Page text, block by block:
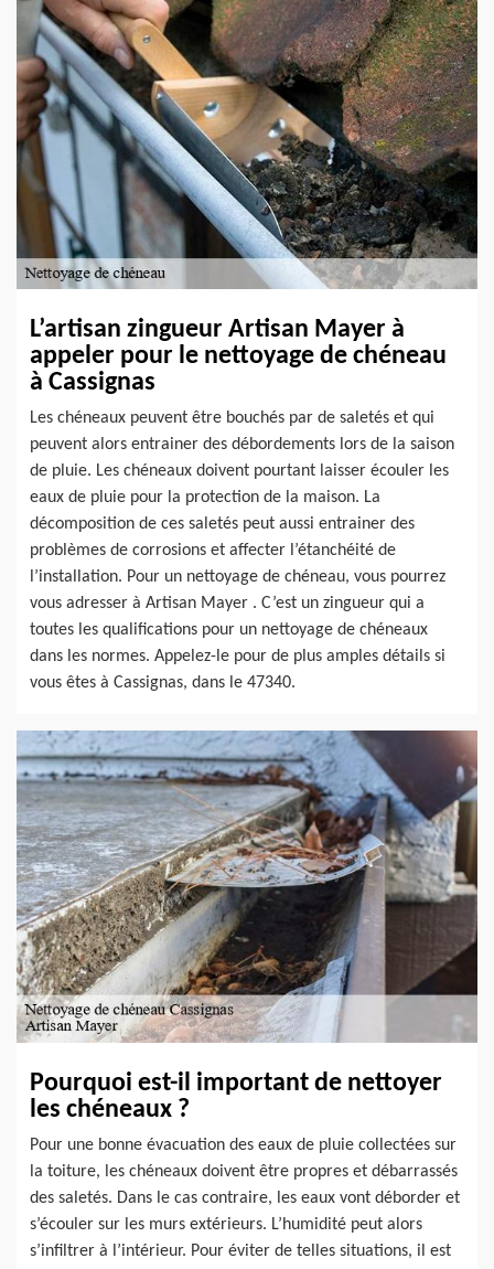
L’artisan zingueur Artisan Mayer à
appeler pour le nettoyage de chéneau
à Cassignas
Les chéneaux peuvent être bouchés par de saletés et qui
peuvent alors entrainer des débordements lors de la saison
de pluie. Les chéneaux doivent pourtant laisser écouler les
eaux de pluie pour la protection de la maison. La
décomposition de ces saletés peut aussi entrainer des
problèmes de corrosions et affecter l’étanchéité de
l’installation. Pour un nettoyage de chéneau, vous pourrez
vous adresser à Artisan Mayer . C’est un zingueur qui a
toutes les qualifications pour un nettoyage de chéneaux
dans les normes. Appelez-le pour de plus amples détails si
vous êtes à Cassignas, dans le 47340.
Pourquoi est-il important de nettoyer
les chéneaux ?
Pour une bonne évacuation des eaux de pluie collectées sur
la toiture, les chéneaux doivent être propres et débarrassés
des saletés. Dans le cas contraire, les eaux vont déborder et
s’écouler sur les murs extérieurs. L’humidité peut alors
s’infiltrer à l’intérieur. Pour éviter de telles situations, il est